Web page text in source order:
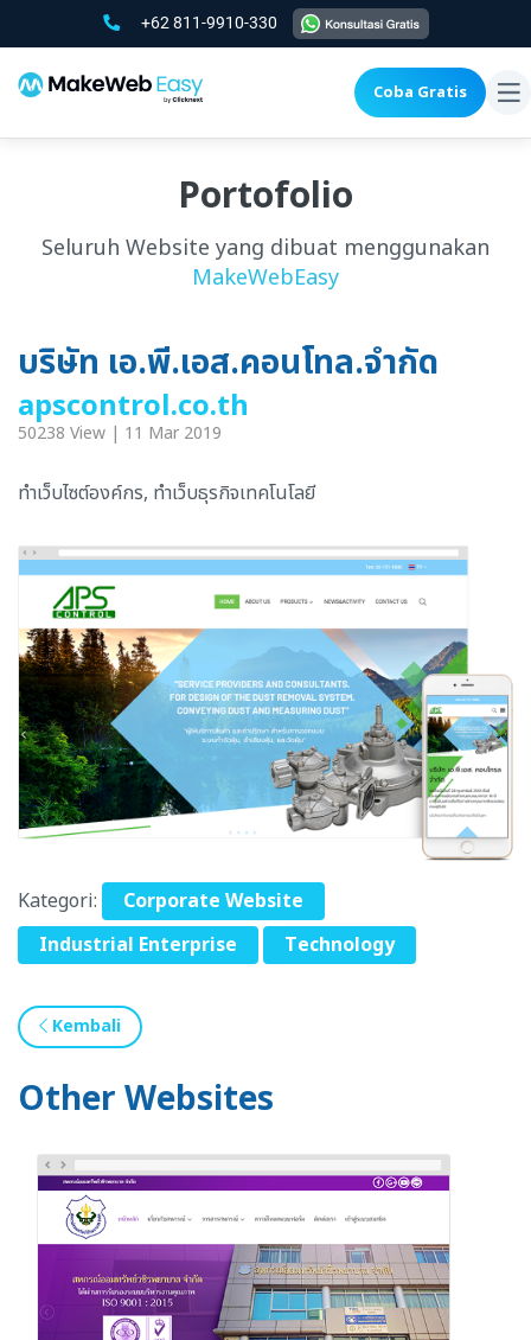
+62 811-9910-330
Coba Gratis
Portofolio
Seluruh Website yang dibuat menggunakan
MakeWebEasy
บริษัท เอ.พี.เอส.คอนโทล.จำกัด
apscontrol.co.th
50238 View | 11 Mar 2019
ทำเว็บไซต์องค์กร, ทำเว็บธุรกิจเทคโนโลยี
Kategori:
Corporate Website
Industrial Enterprise
Technology
Kembali
Other Websites